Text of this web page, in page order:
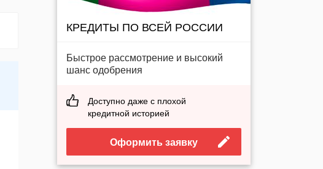
КРЕДИТЫ ПО ВСЕЙ РОССИИ
Быстрое рассмотрение и высокий
шанс одобрения
Доступно даже с плохой
кредитной историей
Оформить заявку